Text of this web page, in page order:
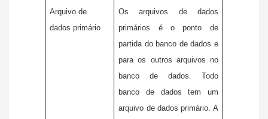
Arquivo de
dados primário
Os arquivos de dados
primários é o ponto de
partida do banco de dados e
para os outros arquivos no
banco de dados. Todo
banco de dados tem um
arquivo de dados primário. A